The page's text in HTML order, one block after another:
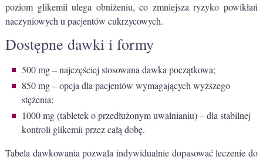
poziom glikemii ulega obniżeniu, co zmniejsza ryzyko powikłań
naczyniowych u pacjentów cukrzycowych.
Dostępne dawki i formy
500 mg – najczęściej stosowana dawka początkowa;
850 mg – opcja dla pacjentów wymagających wyższego
stężenia;
1000 mg (tabletek o przedłużonym uwalnianiu) – dla stabilnej
kontroli glikemii przez całą dobę.
Tabela dawkowania pozwala indywidualnie dopasować leczenie do